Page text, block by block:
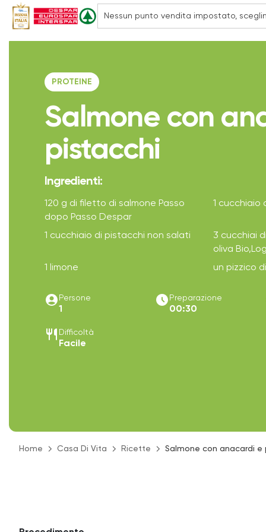
PROTEINE
Salmone con
pistacchi
Ingredienti:
120 g di filetto di salmone Passo
dopo Passo Despar
1 cucchiaio
1 cucchiaio di pistacchi non salati
3 cucchiai
oliva
1 limone
un pizzico
account_circle Persone
1
access_time_filled Preparazione
00:30
restaurant Difficoltà
Facile
Home Casa Di Vita Ricette Salmone con anacardi e